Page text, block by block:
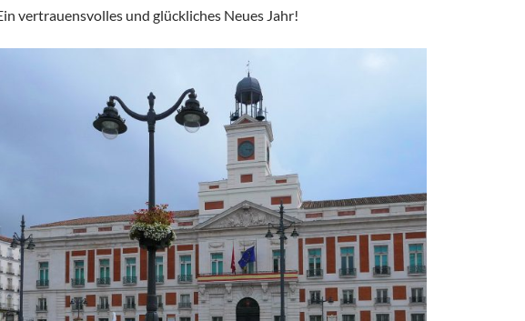
vertrauensvolles und glückliches Neues Jahr!